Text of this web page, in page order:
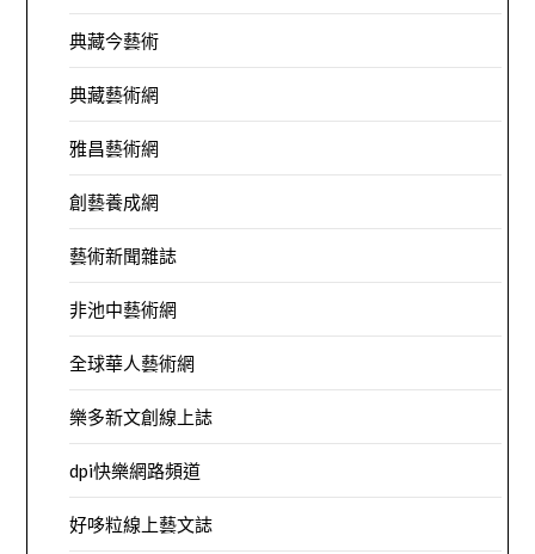
典藏今藝術
典藏藝術網
雅昌藝術網
創藝養成網
藝術新聞雜誌
非池中藝術網
全球華人藝術網
樂多新文創線上誌
dpi快樂網路頻道
好哆粒線上藝文誌